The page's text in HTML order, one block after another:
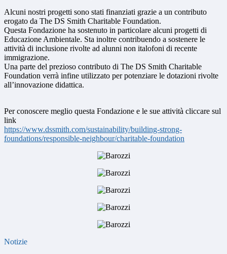
Alcuni nostri progetti sono stati finanziati grazie a un contributo
erogato da The DS Smith Charitable Foundation.
Questa Fondazione ha sostenuto in particolare alcuni progetti di
Educazione Ambientale. Sta inoltre contribuendo a sostenere le
attività di inclusione rivolte ad alunni non italofoni di recente
immigrazione.
Una parte del prezioso contributo di The DS Smith Charitable
Foundation verrà infine utilizzato per potenziare le dotazioni rivolte
all’innovazione didattica.
Per conoscere meglio questa Fondazione e le sue attività cliccare sul
link
https://www.dssmith.com/sustainability/building-strong-
foundations/responsible-neighbour/charitable-foundation
Notizie